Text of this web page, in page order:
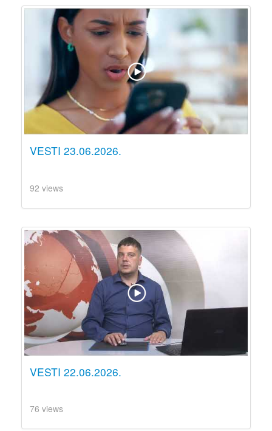
VESTI 23.06.2026.
92 views
VESTI 22.06.2026.
76 views